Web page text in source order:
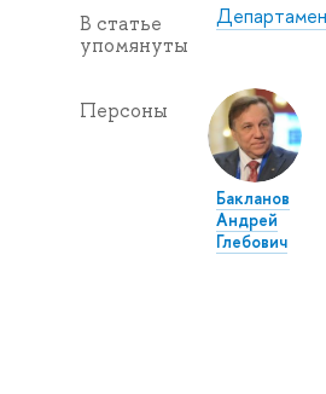
В статье
упомянуты
Персоны
Бакланов
Андрей
Глебович